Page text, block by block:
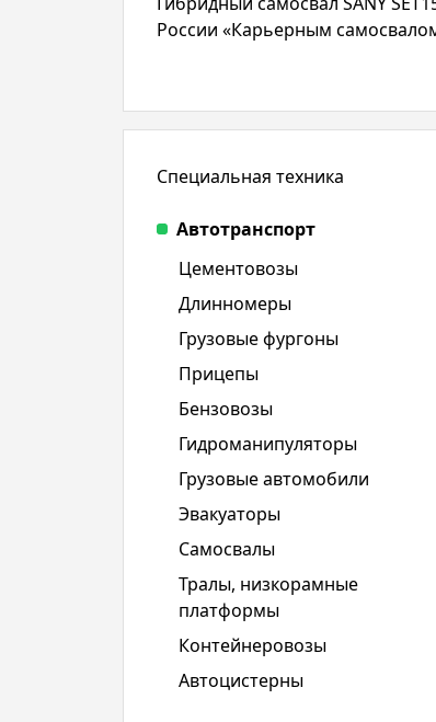
России «Карьерным
Специальная техника
Автотранспорт
Цементовозы
Длинномеры
Грузовые фургоны
Прицепы
Бензовозы
Гидроманипуляторы
Грузовые автомобили
Эвакуаторы
Самосвалы
Тралы, низкорамные
платформы
Контейнеровозы
Автоцистерны